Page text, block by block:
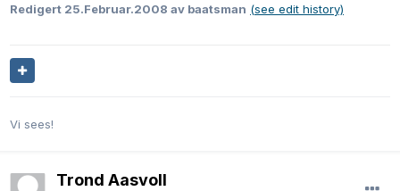
Redigert 25.Februar.2008 av baatsman (see edit history)
Vi sees!
Trond Aasvoll